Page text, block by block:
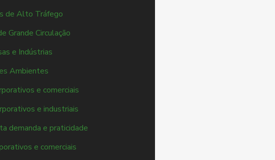
de Alto Tráfego
Grande Circulação
e Indústrias
Ambientes
e comerciais
e industriais
demanda e praticidade
e comerciais